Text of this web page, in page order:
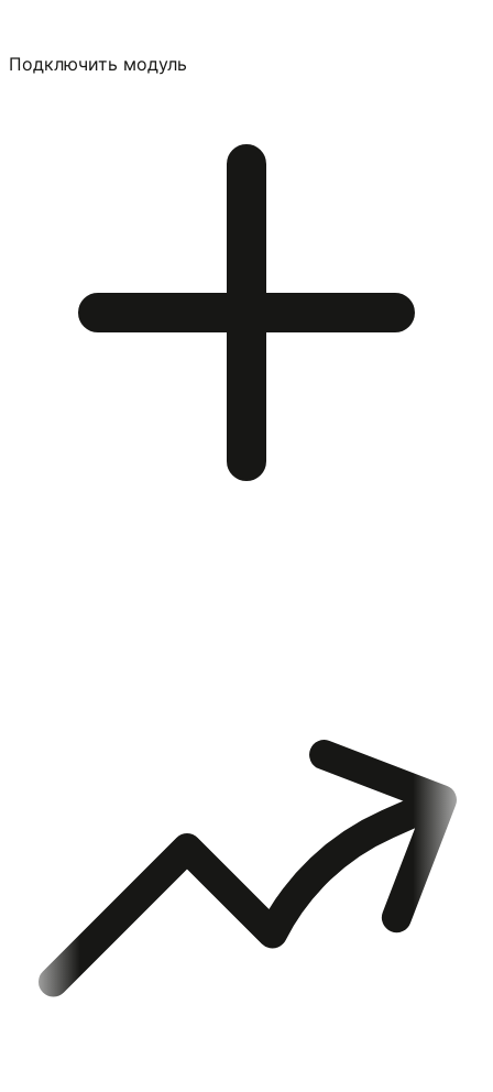
Подключить модуль